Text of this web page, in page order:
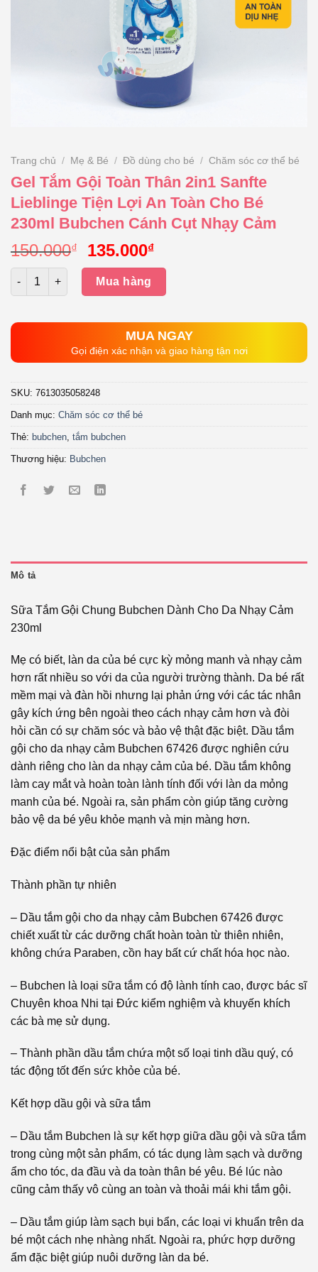
Trang chủ / Mẹ & Bé / Đồ dùng cho bé / Chăm sóc cơ thể bé
Gel Tắm Gội Toàn Thân 2in1 Sanfte
Lieblinge Tiện Lợi An Toàn Cho Bé
230ml Bubchen Cánh Cụt Nhạy Cảm
150.000₫
Giá
gốc
là:
150.000₫.
135.000₫Giá
hiện
là:
135.000₫.
Số lượng
Mua hàng
MUA NGAY
Gọi điện xác nhận và giao hàng tận nơi
SKU: 7613035058248
Danh mục: Chăm sóc cơ thể bé
Thẻ: bubchen tắm bubchen
Thương hiệu: Bubchen
Mô tả
Sữa Tắm Gội Chung Bubchen Dành Cho Da Nhạy Cảm
230ml
Mẹ có biết, làn da của bé cực kỳ mỏng manh và nhạy cảm
hơn rất nhiều so với da của người trường thành. Da bé rất
mềm mại và đàn hồi nhưng lại phản ứng với các tác nhân
gây kích ứng bên ngoài theo cách nhạy cảm hơn và đòi
hỏi cần có sự chăm sóc và bảo vệ thật đặc biệt. Dầu tắm
gội cho da nhạy cảm Bubchen 67426 được nghiên cứu
dành riêng cho làn da nhạy cảm của bé. Dầu tắm không
làm cay mắt và hoàn toàn lành tính đối với làn da mỏng
manh của bé. Ngoài ra, sản phẩm còn giúp tăng cường
bảo vệ da bé yêu khỏe mạnh và mịn màng hơn.
Đặc điểm nổi bật của sản phẩm
Thành phần tự nhiên
– Dầu tắm gội cho da nhạy cảm Bubchen 67426 được
chiết xuất từ các dưỡng chất hoàn toàn từ thiên nhiên,
không chứa Paraben, cồn hay bất cứ chất hóa học nào.
– Bubchen là loại sữa tắm có độ lành tính cao, được bác sĩ
Chuyên khoa Nhi tại Đức kiểm nghiệm và khuyến khích
các bà mẹ sử dụng.
– Thành phần dầu tắm chứa một số loại tinh dầu quý, có
tác động tốt đến sức khỏe của bé.
Kết hợp dầu gội và sữa tắm
– Dầu tắm Bubchen là sự kết hợp giữa dầu gội và sữa tắm
trong cùng một sản phẩm, có tác dụng làm sạch và dưỡng
ẩm cho tóc, da đầu và da toàn thân bé yêu. Bé lúc nào
cũng cảm thấy vô cùng an toàn và thoải mái khi tắm gội.
– Dầu tắm giúp làm sạch bụi bẩn, các loại vi khuẩn trên da
bé một cách nhẹ nhàng nhất. Ngoài ra, phức hợp dưỡng
ẩm đặc biệt giúp nuôi dưỡng làn da bé.